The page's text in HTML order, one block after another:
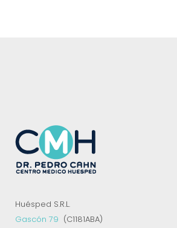
Huésped S.R.L.
Gascón 79 (C1181ABA)